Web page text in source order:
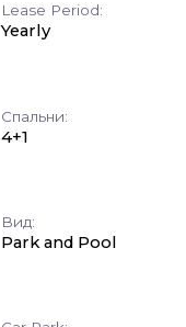
Lease Period:
Yearly
Спальни:
4+1
Вид:
Park and Pool